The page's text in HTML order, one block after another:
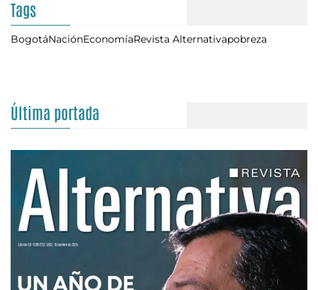
Tags
BogotáNaciónEconomíaRevista Alternativapobreza
Última portada